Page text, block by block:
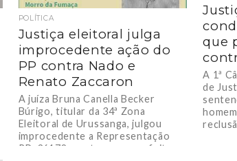
POLÍTICA
Justiça eleitoral julga
improcedente ação do
PP contra Nado e
Renato Zaccaron
A juíza Bruna Canella Becker
Búrigo, titular da 34ª Zona
Eleitoral de Urussanga, julgou
improcedente a Representação
RP-36178, contra o ex-prefeito
que
A 1ª
de